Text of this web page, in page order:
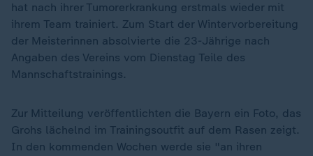
hat nach ihrer Tumorerkrankung erstmals wieder mit
ihrem Team trainiert. Zum Start der Wintervorbereitung
der Meisterinnen absolvierte die 23-Jährige nach
Angaben des Vereins vom Dienstag Teile des
Mannschaftstrainings.
Zur Mitteilung veröffentlichten die Bayern ein Foto, das
Grohs lächelnd im Trainingsoutfit auf dem Rasen zeigt.
In den kommenden Wochen werde sie "an ihren